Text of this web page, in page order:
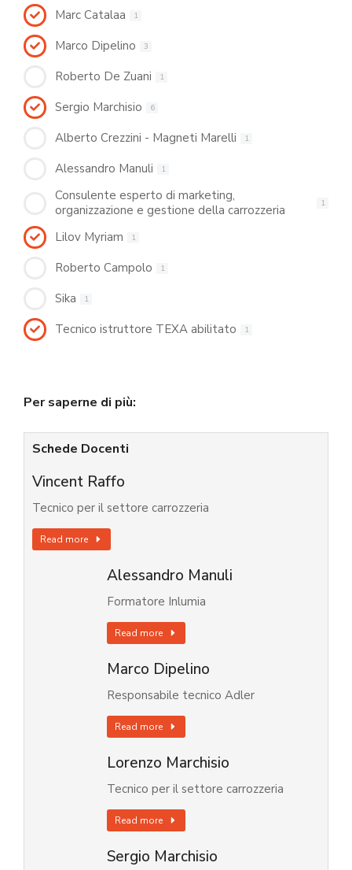
Marc Catalaa 1
Marco Dipelino 3
Roberto De Zuani 1
Sergio Marchisio 6
Alberto Crezzini - Magneti Marelli 1
Alessandro Manuli 1
Consulente esperto di marketing,
organizzazione e gestione della carrozzeria
1
Lilov Myriam 1
Roberto Campolo 1
Sika 1
Tecnico istruttore TEXA abilitato 1
Per saperne di più:
Schede Docenti
Vincent Raffo
Tecnico per il settore carrozzeria
Read more
Alessandro Manuli
Formatore Inlumia
Read more
Marco Dipelino
Responsabile tecnico Adler
Read more
Lorenzo Marchisio
Tecnico per il settore carrozzeria
Read more
Sergio Marchisio